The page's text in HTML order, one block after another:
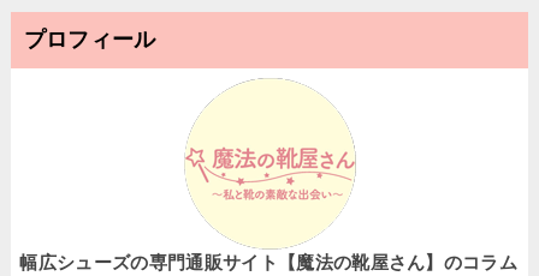
プロフィール
幅広シューズの専門通販サイト【魔法の靴屋さん】のコラム